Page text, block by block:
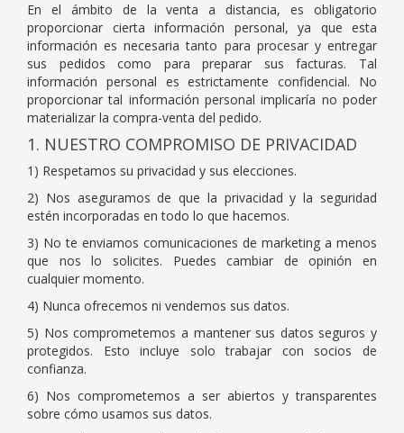
En el ámbito de la venta a distancia, es obligatorio
proporcionar cierta información personal, ya que esta
información es necesaria tanto para procesar y entregar
sus pedidos como para preparar sus facturas. Tal
información personal es estrictamente confidencial. No
proporcionar tal información personal implicaría no poder
materializar la compra-venta del pedido.
1. NUESTRO COMPROMISO DE PRIVACIDAD
1) Respetamos su privacidad y sus elecciones.
2) Nos aseguramos de que la privacidad y la seguridad
estén incorporadas en todo lo que hacemos.
3) No te enviamos comunicaciones de marketing a menos
que nos lo solicites. Puedes cambiar de opinión en
cualquier momento.
4) Nunca ofrecemos ni vendemos sus datos.
5) Nos comprometemos a mantener sus datos seguros y
protegidos. Esto incluye solo trabajar con socios de
confianza.
6) Nos comprometemos a ser abiertos y transparentes
sobre cómo usamos sus datos.